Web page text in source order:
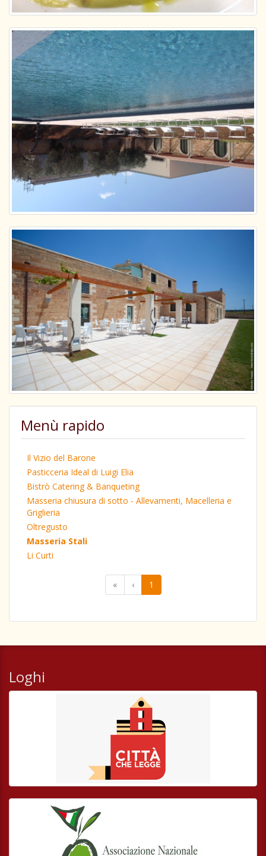
Menù rapido
Il Vizio del Barone
Pasticceria Ideal di Luigi Elia
Bistrò Catering & Banqueting
Masseria chiusura di sotto - Allevamenti, Macelleria e
Griglieria
Oltregusto
Masseria Stali
Li Curti
« ‹ 1
Loghi